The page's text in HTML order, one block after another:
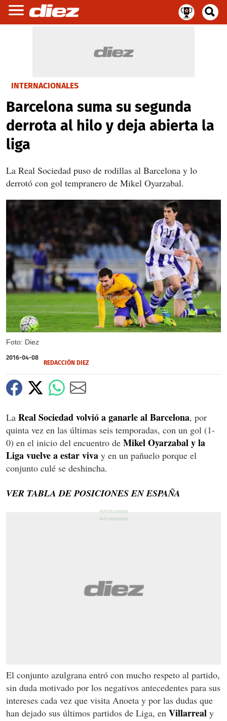
INTERNACIONALES
Barcelona suma su segunda
derrota al hilo y deja abierta la
liga
La Real Sociedad puso de rodillas al Barcelona y lo
derrotó con gol tempranero de Mikel Oyarzabal.
Foto: Diez
X
X
2016-04-08
REDACCIÓN DIEZ
La Real Sociedad volvió a ganarle al Barcelona, por
quinta vez en las últimas seis temporadas, con un gol (1-
0) en el inicio del encuentro de Mikel Oyarzabal y la
Liga vuelve a estar viva y en un pañuelo porque el
conjunto culé se deshincha.
VER TABLA DE POSICIONES EN ESPAÑA
El conjunto azulgrana entró con mucho respeto al partido,
sin duda motivado por los negativos antecedentes para sus
intereses cada vez que visita Anoeta y por las dudas que
han dejado sus últimos partidos de Liga, en Villarreal y